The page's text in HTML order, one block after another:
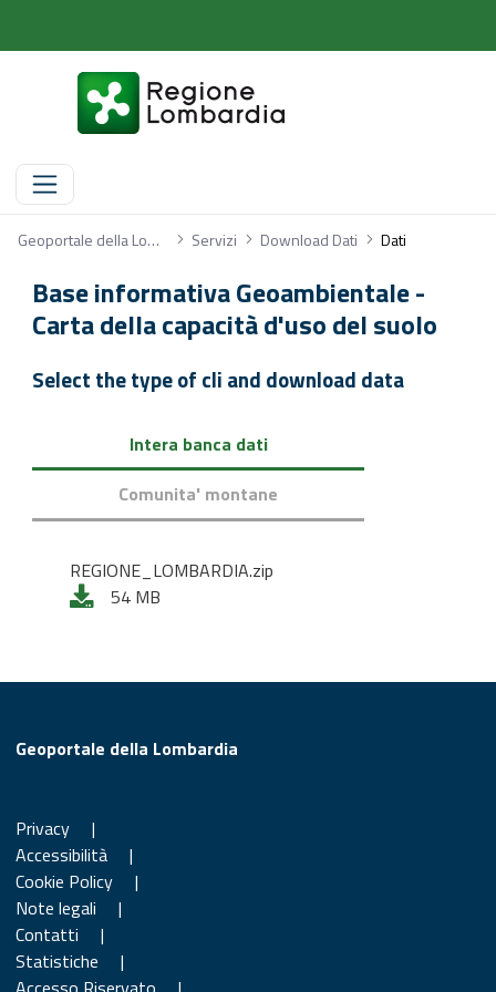
Dati Geoportale della Lombardia Servizi Download Dati Dati
Base informativa Geoambientale -
Carta della capacità d'uso del suolo
Select the type of cli and download data
Intera banca dati
Comunita' montane
REGIONE_LOMBARDIA.zip
54 MB
Geoportale della Lombardia
Privacy
|
Accessibilità
|
Cookie Policy
|
Note legali
|
Contatti
|
Statistiche
|